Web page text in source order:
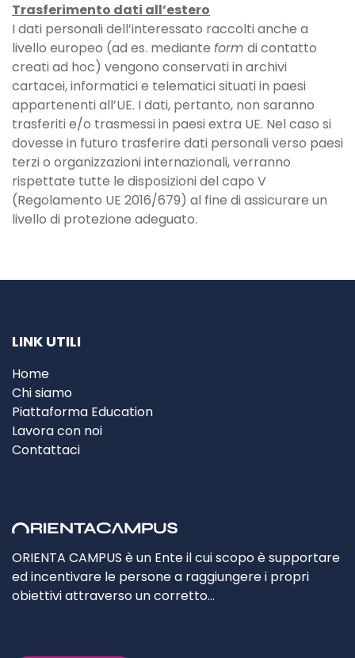
Trasferimento dati all’estero
I dati personali dell’interessato raccolti anche a
livello europeo (ad es. mediante form di contatto
creati ad hoc) vengono conservati in archivi
cartacei, informatici e telematici situati in paesi
appartenenti all’UE. I dati, pertanto, non saranno
trasferiti e/o trasmessi in paesi extra UE. Nel caso si
dovesse in futuro trasferire dati personali verso paesi
terzi o organizzazioni internazionali, verranno
rispettate tutte le disposizioni del capo V
(Regolamento UE 2016/679) al fine di assicurare un
livello di protezione adeguato.
LINK UTILI
Home
Chi siamo
Piattaforma Education
Lavora con noi
Contattaci
ORIENTA CAMPUS è un Ente il cui scopo è supportare
ed incentivare le persone a raggiungere i propri
obiettivi attraverso un corretto…